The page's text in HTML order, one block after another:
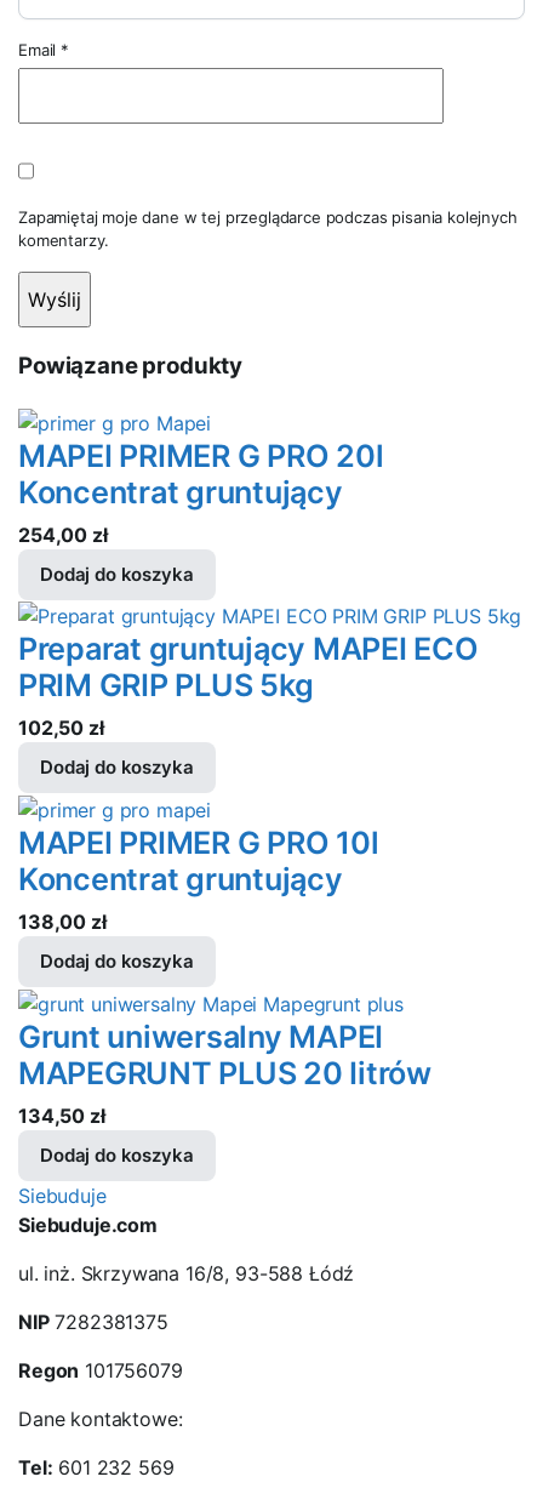
Email *
Zapamiętaj moje dane w tej przeglądarce podczas pisania kolejnych
komentarzy.
Powiązane produkty
MAPEI PRIMER G PRO 20l
Koncentrat gruntujący
254,00 zł
Dodaj do koszyka
Preparat gruntujący MAPEI ECO
PRIM GRIP PLUS 5kg
102,50 zł
Dodaj do koszyka
MAPEI PRIMER G PRO 10l
Koncentrat gruntujący
138,00 zł
Dodaj do koszyka
Grunt uniwersalny MAPEI
MAPEGRUNT PLUS 20 Iitrów
134,50 zł
Dodaj do koszyka
Siebuduje
Siebuduje.com
ul. inż. Skrzywana 16/8, 93-588 Łódź
NIP7282381375
Regon 101756079
Dane kontaktowe:
Tel: 601 232 569